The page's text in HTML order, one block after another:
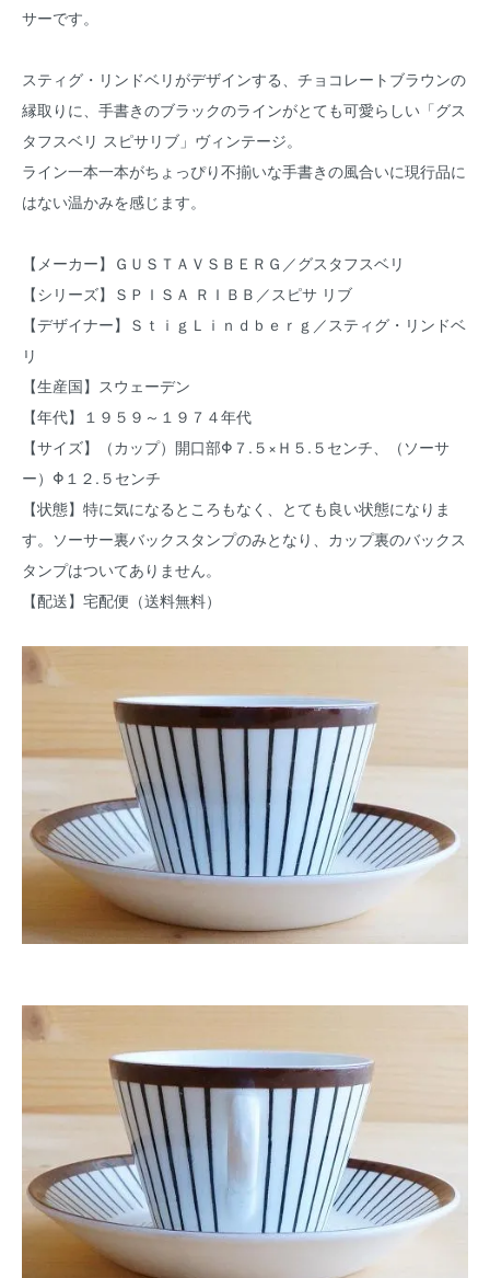
サーです。
スティグ・リンドベリがデザインする、チョコレートブラウンの
縁取りに、手書きのブラックのラインがとても可愛らしい「グス
タフスベリ スピサリブ」ヴィンテージ。
ライン一本一本がちょっぴり不揃いな手書きの風合いに現行品に
はない温かみを感じます。
【メーカー】ＧＵＳＴＡＶＳＢＥＲＧ／グスタフスベリ
【シリーズ】ＳＰＩＳＡ ＲＩＢＢ／スピサ リブ
【デザイナー】ＳｔｉｇＬｉｎｄｂｅｒｇ／スティグ・リンドベ
リ
【生産国】スウェーデン
【年代】１９５９～１９７４年代
【サイズ】（カップ）開口部Φ７.５×Ｈ５.５センチ、（ソーサ
ー）Φ１２.５センチ
【状態】特に気になるところもなく、とても良い状態になりま
す。ソーサー裏バックスタンプのみとなり、カップ裏のバックス
タンプはついてありません。
【配送】宅配便（送料無料）